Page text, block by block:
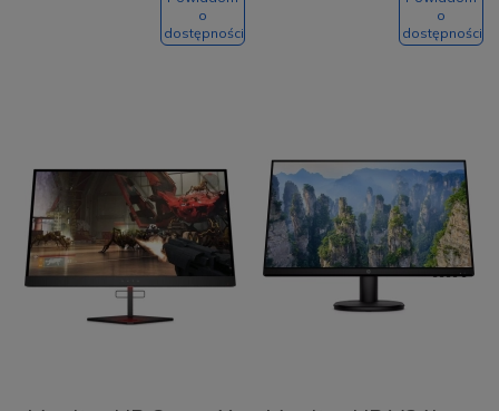
o
dostępności
o
dostępności